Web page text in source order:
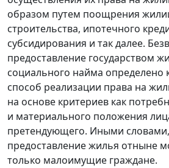
образом путем поощрения
строительства, ипотечного
субсидирования и так далее.
предоставление государством
социального найма определено
способ реализации права на
на основе критериев как
и материального положения
претендующего. Иными
предоставление жилья отныне
только малоимущие граждане.